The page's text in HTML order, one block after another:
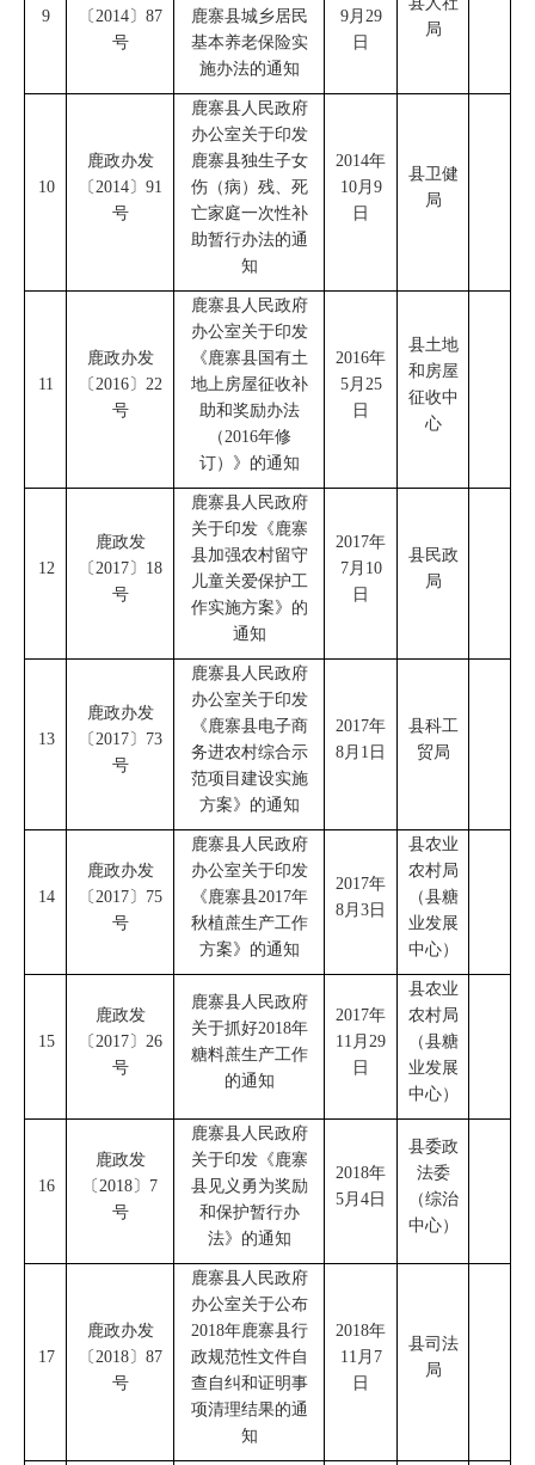
9 〔 2014〕 87
号
鹿寨县城乡居民
基本养老保险实
施办法的通知
9月 29
日
局
10
鹿政办发
〔 2014〕 91
号
鹿寨县人民政府
办公室关于印发
鹿寨县独生子女
伤（病）残、死
亡家庭一次性补
助暂行办法的通
知
2014年
10月 9
日
县卫健
局
11
鹿政办发
〔 2016〕 22
号
鹿寨县人民政府
办公室关于印发
《鹿寨县国有土
地上房屋征收补
助和奖励办法
（2016年修
订）》的通知
2016年
5月 25
日
县土地
和房屋
征收中
心
12
鹿政发
〔 2017〕 18
号
鹿寨县人民政府
关于印发《鹿寨
县加强农村留守
儿童关爱保护工
作实施方案》 的
通知
2017年
7月 10
日
县民政
局
13
鹿政办发
〔 2017〕 73
号
鹿寨县人民政府
办公室关于印发
《鹿寨县电子商
务进农村综合示
范项目建设实施
方案》 的通知
2017年
8月 1 日
县科工
贸局
14
鹿政办发
〔 2017〕 75
号
鹿寨县人民政府
办公室关于印发
《鹿寨县2017年
秋植蔗生产工作
方案》的通知
2017年
8月 3 日
县农业
农村局
（县糖
业发展
中心）
15
鹿政发
〔 2017〕 26
号
鹿寨县人民政府
关于抓好2018年
糖料蔗生产工作
的通知
2017年
11 月 29
日
县农业
农村局
（县糖
业发展
中心）
16
鹿政发
〔 2018 〕 7
号
鹿寨县人民政府
关于印发《鹿寨
县见义勇为奖励
和保护暂行办
法》的通知
2018年
5月 4 日
县委政
法委
（综治
中心）
17
鹿政办发
〔 2018〕 87
号
鹿寨县人民政府
办公室关于公布
2018年鹿寨县行
政规范性文件自
查自纠和证明事
项清理结果的通
知
2018年
11 月 7
日
县司法
局